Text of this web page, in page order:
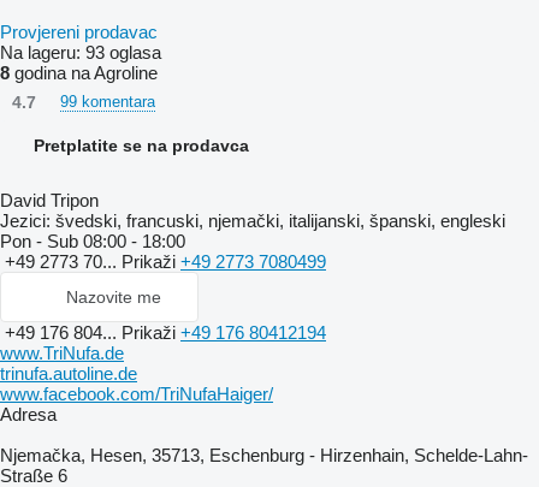
Provjereni prodavac
Na lageru: 93 oglasa
8 godina na Agroline
4.7 99 komentara
Pretplatite se na prodavca
David Tripon
Jezici: švedski, francuski, njemački, italijanski, španski, engleski
Pon - Sub 08:00 - 18:00
+49 2773 70... Prikaži +49 2773 7080499
Nazovite me
+49 176 804... Prikaži +49 176 80412194
www.TriNufa.de
trinufa.autoline.de
www.facebook.com/TriNufaHaiger/
Adresa
Njemačka, Hesen, 35713, Eschenburg - Hirzenhain, Schelde-Lahn-
Straße 6